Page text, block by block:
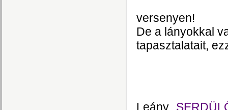
versenyen!
De a lányokkal
tapasztalatait,
Leány